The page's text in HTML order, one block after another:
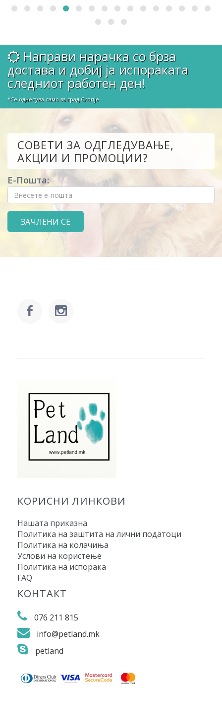
Направи нарачка со брза
достава и добиј ја испораката
следниот работен ден!
*Се однесува само за град Скопје
СОВЕТИ ЗА ОДГЛЕДУВАЊЕ,
АКЦИИ И ПРОМОЦИИ?
Е-Пошта:
КОРИСНИ ЛИНКОВИ
Нашата приказна
Политика на заштита на лични податоци
Политика на колачиња
Услови на користење
Политика на испорака
FAQ
КОНТАКТ
076 211 815
info@petland.mk
petland